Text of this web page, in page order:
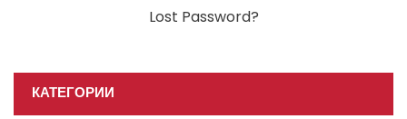
Lost Password?
КАТЕГОРИИ